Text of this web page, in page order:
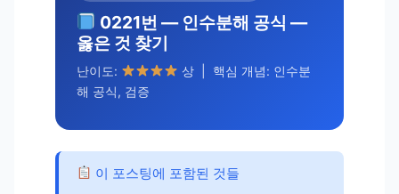
0221번 — 인수분해 공식 —
옳은 것 찾기
난이도:
상 | 핵심 개념: 인수분
해 공식, 검증
이 포스팅에 포함된 것들